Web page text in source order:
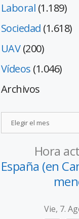
Laboral (1.189)
Sociedad (1.618)
UAV(200)
Vídeos (1.046)
Archivos
Hora
España (en